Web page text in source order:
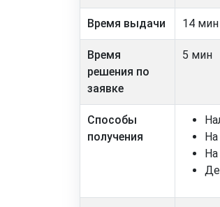
Время выдачи 14 мин
Время
решения по
заявке
5 мин
Способы
получения